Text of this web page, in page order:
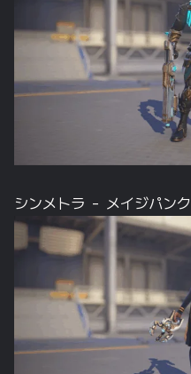
シンメトラ – メイジパンク